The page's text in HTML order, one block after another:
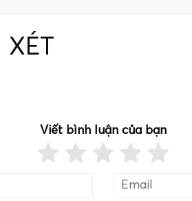
Viết bình luận của bạn